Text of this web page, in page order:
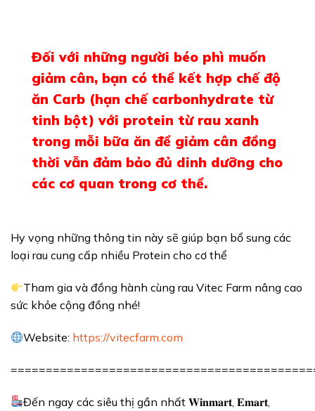
Đối với những người béo phì muốn
giảm cân, bạn có thể kết hợp chế độ
ăn Carb (hạn chế carbonhydrate từ
tinh bột) với protein từ rau xanh
trong mỗi bữa ăn để giảm cân đồng
thời vẫn đảm bảo đủ dinh dưỡng cho
các cơ quan trong cơ thể.
Hy vọng những thông tin này sẽ giúp bạn bổ sung các
loại rau cung cấp nhiều Protein cho cơ thể
Tham gia và đồng hành cùng rau Vitec Farm nâng cao
sức khỏe cộng đồng nhé!
Website: https://vitecfarm.com
Đến ngay các siêu thị gần nhất 𝐖𝐢𝐧𝐦𝐚𝐫𝐭, 𝐄𝐦𝐚𝐫𝐭,